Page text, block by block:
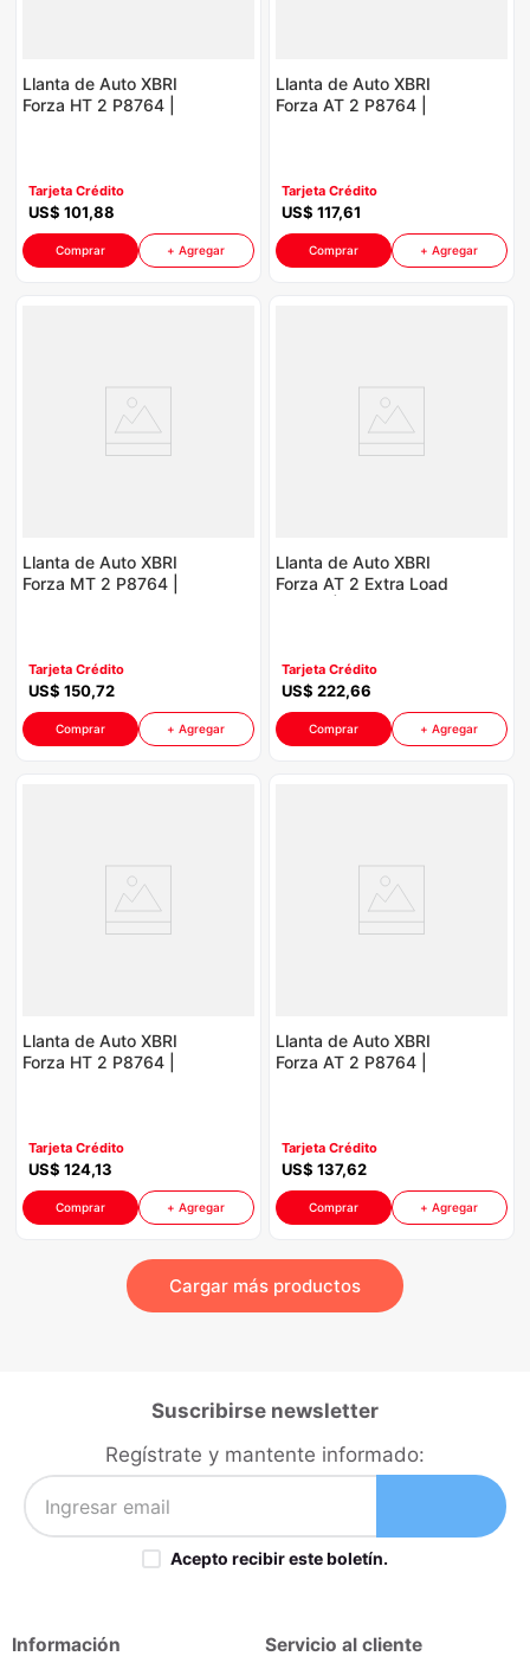
Llanta de Auto XBRI
Forza HT 2 P8764 |
Tarjeta Crédito
US$ 101,88
Comprar + Agregar
Llanta de Auto XBRI
Forza AT 2 P8764 |
Tarjeta Crédito
US$ 117,61
Comprar + Agregar
Llanta de Auto XBRI
Forza MT 2 P8764 |
Tarjeta Crédito
US$ 150,72
Comprar + Agregar
Llanta de Auto XBRI
Forza AT 2 Extra Load
Tarjeta Crédito
US$ 222,66
Comprar + Agregar
Llanta de Auto XBRI
Forza HT 2 P8764 |
Tarjeta Crédito
US$ 124,13
Comprar + Agregar
Llanta de Auto XBRI
Forza AT 2 P8764 |
Tarjeta Crédito
US$ 137,62
Comprar + Agregar
Suscribirse newsletter
Regístrate y mantente informado:
Acepto recibir este boletín.
Información Servicio al cliente